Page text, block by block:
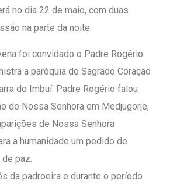
no dia 22 de maio, com duas
na parte da noite.
foi convidado o Padre Rogério
a paróquia do Sagrado Coração
do Imbuí. Padre Rogério falou
de Nossa Senhora em Medjugorje,
de Nossa Senhora
a humanidade um pedido de
paz.
da padroeira e durante o período